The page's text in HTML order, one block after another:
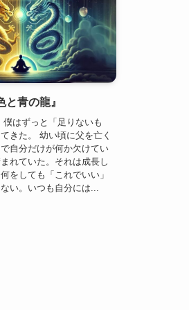
青の龍』
僕はずっと「足りないも
きた。 幼い頃に父を亡く
自分だけが何か欠けてい
れていた。それは成長し
をしても「これでいい」
い。いつも自分には...